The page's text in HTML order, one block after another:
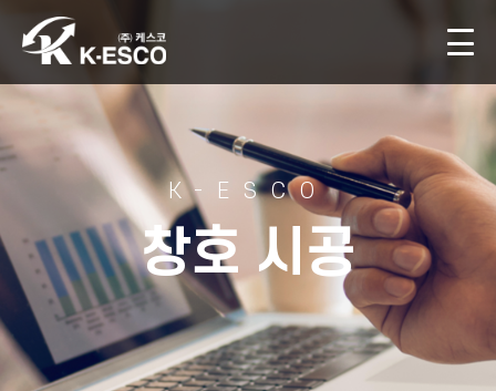
K-ESCO
창호 시공